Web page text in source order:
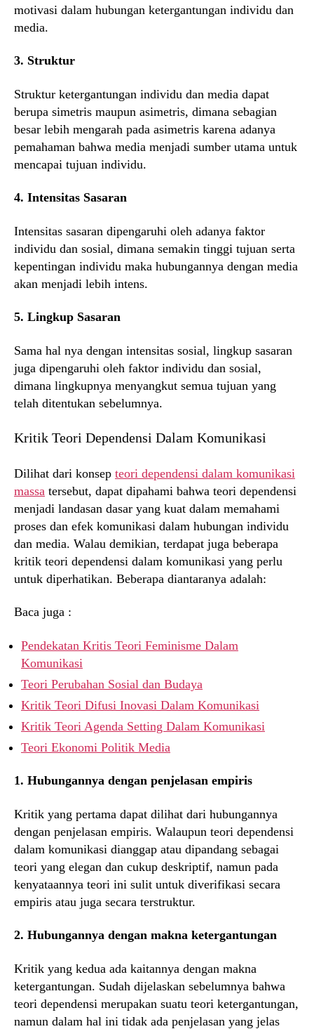
motivasi dalam hubungan ketergantungan individu dan
media.
3. Struktur
Struktur ketergantungan individu dan media dapat
berupa simetris maupun asimetris, dimana sebagian
besar lebih mengarah pada asimetris karena adanya
pemahaman bahwa media menjadi sumber utama untuk
mencapai tujuan individu.
4. Intensitas Sasaran
Intensitas sasaran dipengaruhi oleh adanya faktor
individu dan sosial, dimana semakin tinggi tujuan serta
kepentingan individu maka hubungannya dengan media
akan menjadi lebih intens.
5. Lingkup Sasaran
Sama hal nya dengan intensitas sosial, lingkup sasaran
juga dipengaruhi oleh faktor individu dan sosial,
dimana lingkupnya menyangkut semua tujuan yang
telah ditentukan sebelumnya.
Kritik Teori Dependensi Dalam Komunikasi
Dilihat dari konsep teori dependensi dalam komunikasi
massa tersebut, dapat dipahami bahwa teori dependensi
menjadi landasan dasar yang kuat dalam memahami
proses dan efek komunikasi dalam hubungan individu
dan media. Walau demikian, terdapat juga beberapa
kritik teori dependensi dalam komunikasi yang perlu
untuk diperhatikan. Beberapa diantaranya adalah:
Baca juga :
Pendekatan Kritis Teori Feminisme Dalam
Komunikasi
Teori Perubahan Sosial dan Budaya
Kritik Teori Difusi Inovasi Dalam Komunikasi
Kritik Teori Agenda Setting Dalam Komunikasi
Teori Ekonomi Politik Media
1. Hubungannya dengan penjelasan empiris
Kritik yang pertama dapat dilihat dari hubungannya
dengan penjelasan empiris. Walaupun teori dependensi
dalam komunikasi dianggap atau dipandang sebagai
teori yang elegan dan cukup deskriptif, namun pada
kenyataannya teori ini sulit untuk diverifikasi secara
empiris atau juga secara terstruktur.
2. Hubungannya dengan makna ketergantungan
Kritik yang kedua ada kaitannya dengan makna
ketergantungan. Sudah dijelaskan sebelumnya bahwa
teori dependensi merupakan suatu teori ketergantungan,
namun dalam hal ini tidak ada penjelasan yang jelas